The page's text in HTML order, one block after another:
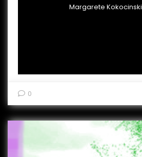
Margarete Kokocinski
0